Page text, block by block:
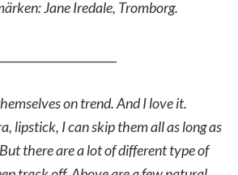
Jane Iredale, Tromborg.
on trend. And I love it.
lipstick, I can skip them all as long as
there are a lot of different type of